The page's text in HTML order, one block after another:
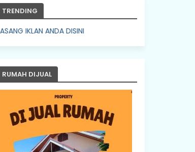
TRENDING
ANDA DISINI
RUMAH DIJUAL